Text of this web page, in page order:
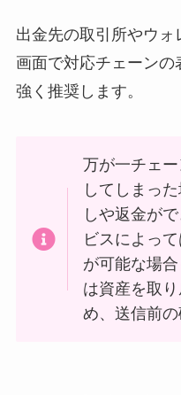
出金先の取引所やウ
画面で対応チェーン
強く推奨します。
万が一チェ
してしまっ
しや返金が
ビスによっ
が可能な場
は資産を取
め、送信前の